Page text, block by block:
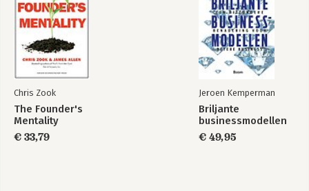
Chris Zook
The Founder's
Mentality
€ 33,79
Jeroen Kemperman
Briljante
businessmodellen
€ 49,95